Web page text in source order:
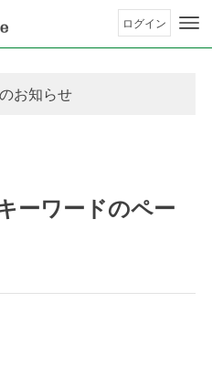
ログイン
お知らせ
会員の皆様へ閲覧本数変更
ーワードのペー